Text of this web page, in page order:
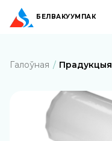
БЕЛВАКУУМПАК
Галоўная Прадукцыя